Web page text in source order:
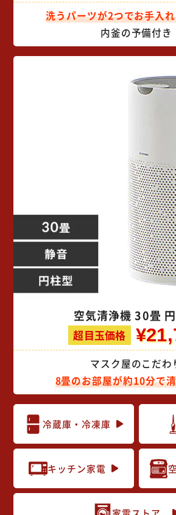
洗うパーツが2つでお手入
内釜の予備付き
空気清浄機 30畳
超目玉価格
マスク屋のこだわ
8畳のお部屋が約10分で
冷蔵庫・冷凍庫
キッチン家電